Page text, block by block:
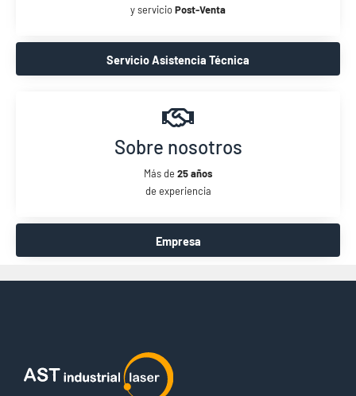
y servicioPost-Venta
Servicio Asistencia Técnica
Sobre nosotros
Más de 25 años
de experiencia
Empresa